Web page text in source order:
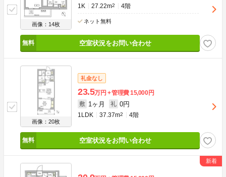
画像：14枚
1K 27.22m2 4階
ネット無料
空室状況をお問い合わせ
画像：20枚
礼金なし
23.5万円 管理費15,000円
敷 1ヶ月 礼 0円
1LDK 37.37m2 4階
空室状況をお問い合わせ